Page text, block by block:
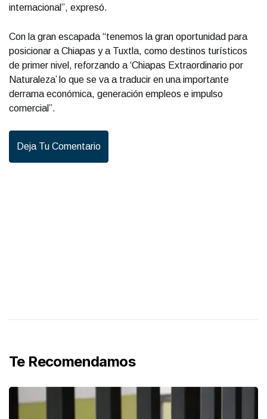
internacional”, expresó.
Con la gran escapada “tenemos la gran oportunidad para
posicionar a Chiapas y a Tuxtla, como destinos turísticos
de primer nivel, reforzando a ‘Chiapas Extraordinario por
Naturaleza’ lo que se va a traducir en una importante
derrama económica, generación empleos e impulso
comercial”.
Deja Tu Comentario
Te Recomendamos